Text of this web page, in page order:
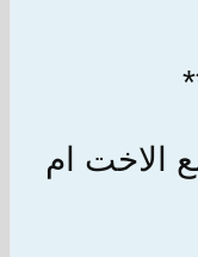
الاخت ام